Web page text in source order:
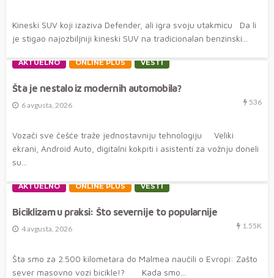
Kineski SUV koji izaziva Defender, ali igra svoju utakmicu Da li
je stigao najozbiljniji kineski SUV na tradicionalan benzinski...
AKTUELNO ONLINE PLUS VESTI
Šta je nestalo iz modernih automobila?
6 avgusta, 2026 536
Vozači sve češće traže jednostavniju tehnologiju Veliki
ekrani, Android Auto, digitalni kokpiti i asistenti za vožnju doneli
su...
AKTUELNO ONLINE PLUS VESTI
Biciklizam u praksi: Što severnije to popularnije
4 avgusta, 2026 1.55K
Šta smo za 2.500 kilometara do Malmea naučili o Evropi: Zašto
sever masovno vozi bicikle!? Kada smo...